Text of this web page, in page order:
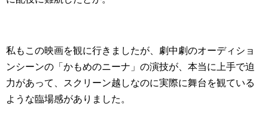
私もこの映画を観に行きましたが、劇中劇のオーディショ
ンシーンの「かもめのニーナ」の演技が、本当に上手で迫
力があって、スクリーン越しなのに実際に舞台を観ている
ような臨場感がありました。